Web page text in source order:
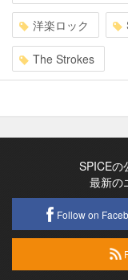
洋楽ロック
The Strokes
SPICEの
最新の
Follow on